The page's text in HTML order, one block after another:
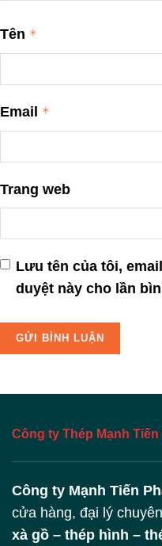
Tên *
Email *
Trang web
Lưu tên của tôi,
duyệt này cho lần
Công ty Thép Mạnh Tiến
Công ty Mạnh Tiến
cửa hàng, đại lý
xà gồ – thép hình –